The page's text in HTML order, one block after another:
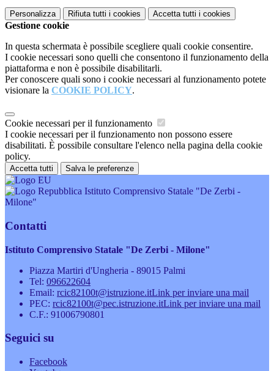
Personalizza Rifiuta tutti i cookies Accetta tutti i cookies
Gestione cookie
In questa schermata è possibile scegliere quali cookie consentire.
I cookie necessari sono quelli che consentono il funzionamento della
piattaforma e non è possibile disabilitarli.
Per conoscere quali sono i cookie necessari al funzionamento potete
visionare la COOKIE POLICY.
Cookie necessari per il funzionamento
I cookie necessari per il funzionamento non possono essere
disabilitati. È possibile consultare l'elenco nella pagina della cookie
policy.
Accetta tutti Salva le preferenze
Istituto Comprensivo Statale "De Zerbi -
Milone"
Contatti
Istituto Comprensivo Statale "De Zerbi - Milone"
Piazza Martiri d'Ungheria - 89015 Palmi
Tel: 096622604
Email: rcic82100t@istruzione.itLink per inviare una mail
PEC: rcic82100t@pec.istruzione.itLink per inviare una mail
C.F.: 91006790801
Seguici su
Facebook